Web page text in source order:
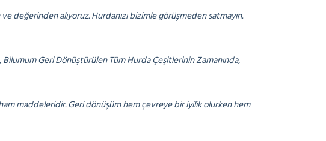
değerinden alıyoruz. Hurdanızı bizimle görüşmeden satmayın.
Geri Dönüştürülen Tüm Hurda Çeşitlerinin Zamanında,
maddeleridir. Geri dönüşüm hem çevreye bir iyilik olurken hem